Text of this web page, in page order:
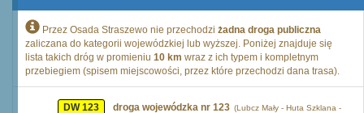
Przez Osada Straszewo nie przechodzi żadna droga publiczna
zaliczana do kategorii wojewódzkiej lub wyższej. Poniżej znajduje się
lista takich dróg w promieniu 10 km wraz z ich typem i kompletnym
przebiegiem (spisem miejscowości, przez które przechodzi dana trasa).
DW 123 droga wojewódzka nr 123 (Lubcz Mały - Huta Szklana -